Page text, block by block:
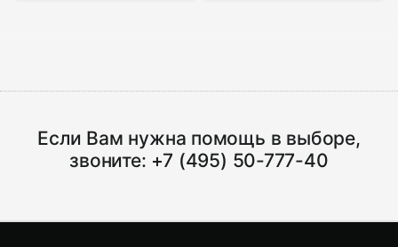
Если Вам нужна помощь в выборе,
звоните: +7 (495) 50-777-40